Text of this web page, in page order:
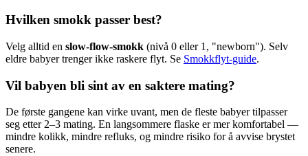
Hvilken smokk passer best?
Velg alltid en slow-flow-smokk (nivå 0 eller 1, "newborn"). Selv
eldre babyer trenger ikke raskere flyt. Se Smokkflyt-guide.
Vil babyen bli sint av en saktere mating?
De første gangene kan virke uvant, men de fleste babyer tilpasser
seg etter 2–3 mating. En langsommere flaske er mer komfortabel —
mindre kolikk, mindre refluks, og mindre risiko for å avvise brystet
senere.